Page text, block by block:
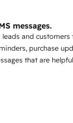
messages.
leads and
purchase
that are